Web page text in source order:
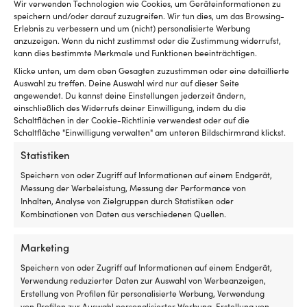
Wir verwenden Technologien wie Cookies, um Geräteinformationen zu
speichern und/oder darauf zuzugreifen. Wir tun dies, um das Browsing-
Erlebnis zu verbessern und um (nicht) personalisierte Werbung
anzuzeigen. Wenn du nicht zustimmst oder die Zustimmung widerrufst,
kann dies bestimmte Merkmale und Funktionen beeinträchtigen.
Klicke unten, um dem oben Gesagten zuzustimmen oder eine detaillierte
Auswahl zu treffen. Deine Auswahl wird nur auf dieser Seite
angewendet. Du kannst deine Einstellungen jederzeit ändern,
einschließlich des Widerrufs deiner Einwilligung, indem du die
Schaltflächen in der Cookie-Richtlinie verwendest oder auf die
Schaltfläche "Einwilligung verwalten" am unteren Bildschirmrand klickst.
Statistiken
Speichern von oder Zugriff auf Informationen auf einem Endgerät,
Messung der Werbeleistung, Messung der Performance von
Inhalten, Analyse von Zielgruppen durch Statistiken oder
Kombinationen von Daten aus verschiedenen Quellen.
Marketing
Speichern von oder Zugriff auf Informationen auf einem Endgerät,
Verwendung reduzierter Daten zur Auswahl von Werbeanzeigen,
Erstellung von Profilen für personalisierte Werbung, Verwendung
auf.
Die
Optionen
können
auf
der
Produktseite
gewählt
werden
war:
99,99 €
ist:
89,99 €.
auf.
Die
Optionen
können
auf
der
Produktseite
gewählt
werden
MwSt. inkl.
Dieses
Produkt
weist
mehrere
Optionen
können
Neoprenanzug BASE Standard
Shorty 2 mm Teal, kurzärmelig,
Damen
MwSt. inkl.
Schwimmflossen BASE, blau,
Größe 44 – 45 +
Aufbewahrungstasche